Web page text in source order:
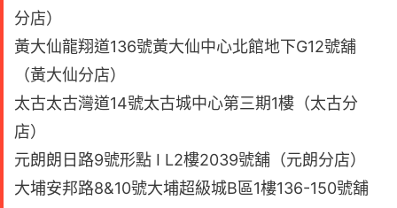
分店）
黃大仙龍翔道136號黃大仙中心北館地下G12號舖
（黃大仙分店）
太古太古灣道14號太古城中心第三期1樓（太古分
店）
元朗朗日路9號形點 I L2樓2039號舖（元朗分店）
大埔安邦路8&10號大埔超級城B區1樓136-150號舖